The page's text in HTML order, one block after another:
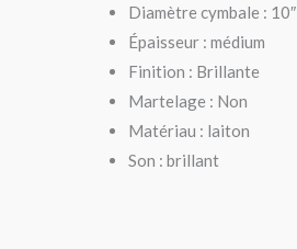
Diamètre cymbale : 10″
Épaisseur : médium
Finition : Brillante
Martelage : Non
Matériau : laiton
Son : brillant